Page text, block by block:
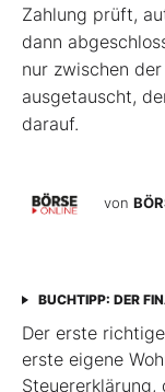
Zahlung prüft,
dann
nur zwischen
ausgetauscht,
darauf.
von
BUCHTIPP: DER
Der erste
erste eigene